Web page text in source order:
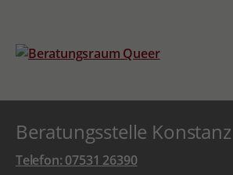
Beratungsstelle Konstanz
Telefon: 07531 26390